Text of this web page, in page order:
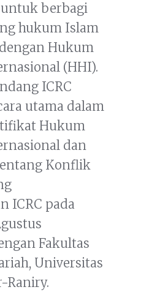
berbagi
hukum Islam
Hukum
(HHI).
ICRC
utama dalam
Hukum
dan
Konflik
ICRC pada
Fakultas
Universitas
Raniry.